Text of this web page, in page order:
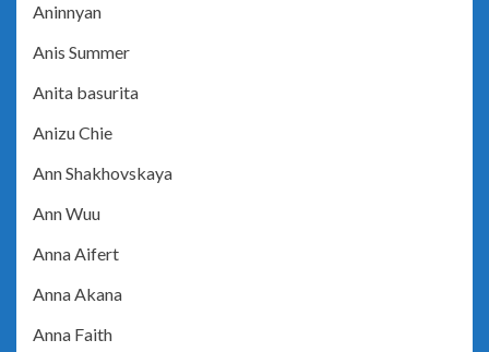
Aninnyan
Anis Summer
Anita basurita
Anizu Chie
Ann Shakhovskaya
Ann Wuu
Anna Aifert
Anna Akana
Anna Faith